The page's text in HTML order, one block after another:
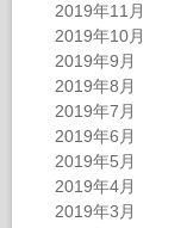
2019年11月
2019年10月
2019年9月
2019年8月
2019年7月
2019年6月
2019年5月
2019年4月
2019年3月